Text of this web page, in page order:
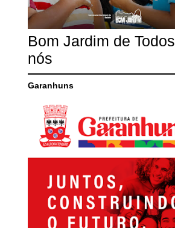
Bom Jardim de Todos
nós
Garanhuns